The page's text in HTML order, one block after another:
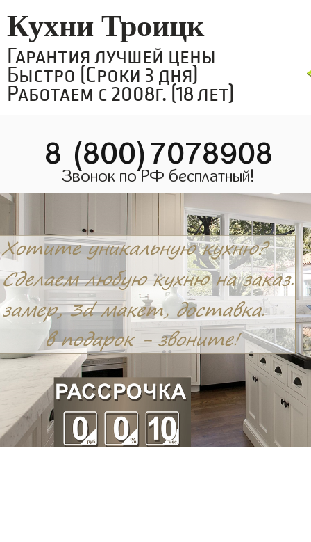
Кухни Троицк
Гарантия лучшей цены
Быстро (Сроки 3 дня)
Работаем с 2008г. (18 лет)
8 (800)7078908
Звонок по РФ бесплатный!